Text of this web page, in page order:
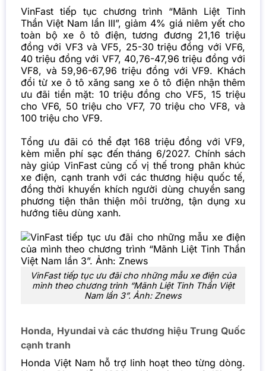
VinFast tiếp tục chương trình “Mãnh Liệt Tinh
Thần Việt Nam lần III”, giảm 4% giá niêm yết cho
toàn bộ xe ô tô điện, tương đương 21,16 triệu
đồng với VF3 và VF5, 25-30 triệu đồng với VF6,
40 triệu đồng với VF7, 40,76-47,96 triệu đồng với
VF8, và 59,96-67,96 triệu đồng với VF9. Khách
đổi từ xe ô tô xăng sang xe ô tô điện nhận thêm
ưu đãi tiền mặt: 10 triệu đồng cho VF5, 15 triệu
cho VF6, 50 triệu cho VF7, 70 triệu cho VF8, và
100 triệu cho VF9.
Tổng ưu đãi có thể đạt 168 triệu đồng với VF9,
kèm miễn phí sạc đến tháng 6/2027. Chính sách
này giúp VinFast củng cố vị thế trong phân khúc
xe điện, cạnh tranh với các thương hiệu quốc tế,
đồng thời khuyến khích người dùng chuyển sang
phương tiện thân thiện môi trường, tận dụng xu
hướng tiêu dùng xanh.
VinFast tiếp tục ưu đãi cho những mẫu xe điện của
mình theo chương trình “Mãnh Liệt Tinh Thần Việt
Nam lần 3”. Ảnh: Znews
Honda, Hyundai và các thương hiệu Trung Quốc
cạnh tranh
Honda Việt Nam hỗ trợ linh hoạt theo từng dòng.